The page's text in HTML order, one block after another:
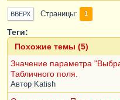
ВВЕРХ Страницы 1
Теги:
Похожие темы (5)
Значение параметра
Табличного поля.
Автор Katish